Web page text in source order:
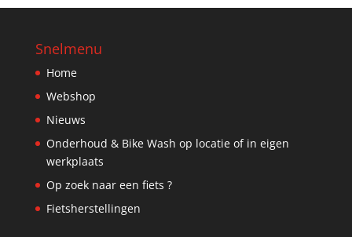
Snelmenu
Home
Webshop
Nieuws
Onderhoud & Bike Wash op locatie of in eigen
werkplaats
Op zoek naar een fiets ?
Fietsherstellingen